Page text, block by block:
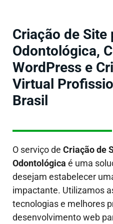
Criação de Site
Odontológica,
WordPress e
Virtual
Brasil
O serviço de Criação de
Odontológica é uma
desejam estabelecer
impactante. Utilizamos
tecnologias e melhores
desenvolvimento web